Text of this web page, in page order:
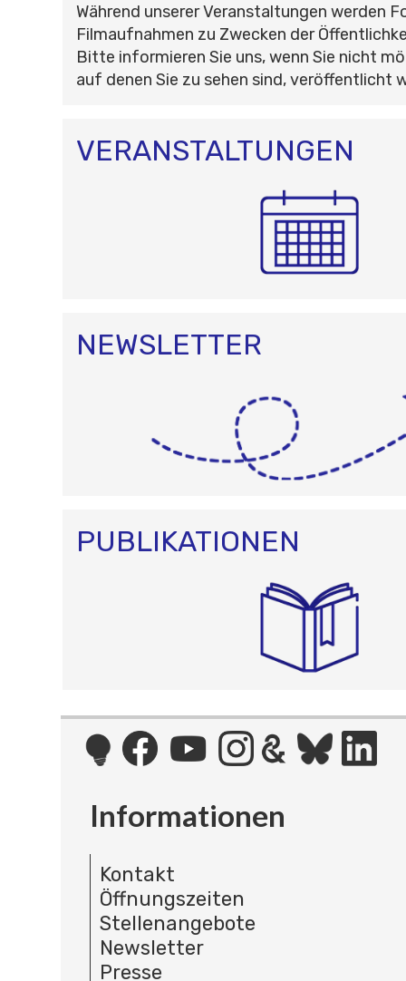
Während unserer Veranstaltungen werden
Filmaufnahmen zu Zwecken der
Bitte informieren Sie uns, wenn Sie nicht
auf denen Sie zu sehen sind, veröffentlicht
VERANSTALTUNGEN
NEWSLETTER
PUBLIKATIONEN
Informationen
Kontakt
Öffnungszeiten
Stellenangebote
Newsletter
Presse